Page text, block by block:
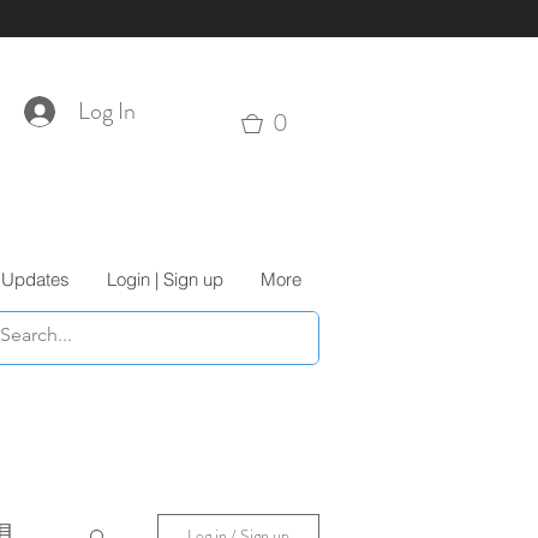
Log In 0
Login | Sign up More